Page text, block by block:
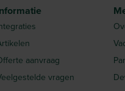
aanvraag
vragen